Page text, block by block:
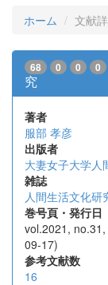
ホーム 文献
68 0 0 0
究
著者
服部 孝彦
出版者
大妻女子大学人
雑誌
人間生活文化研
巻号頁・発行日
vol.2021,
09-17)
参考文献数
16